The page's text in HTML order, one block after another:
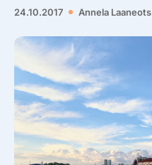
24.10.2017 Annela Laaneots